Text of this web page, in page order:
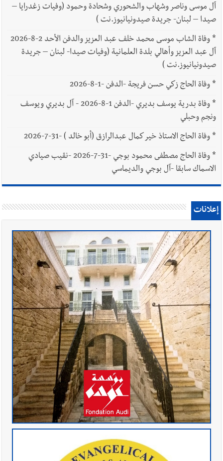
آل موسى وناصر وشهاب والشحوري وشحادة وحمود (وفيات زغدرايا –
صيدا – لبنان- جريدة صيدونيانيوز.نت )
*
وفاة الشاب موسى محمد خلف عبد العزيز والدفن الأحد 2-8-2026
آل عبد العزيز وأهالي بلدة العلمانية (وفيات صيدا- لبنان – جريدة
صيدونيانيوز.نت )
*وفاة الحاج زكي حسن فريجة -الدفن -1-8-2026
*
وفاة بدرية يوسف بديري -الدفن 1-8-2026 - آل بديري ويوسف
ونجم وحبلي
*وفاة الحاج الاستاذ خير كمال عبدالرازق (أبو خالد ) -31-7-2026
*
وفاة الحاج مصطفى محمود بوجي -31-7-2026 -نقيب صيادي
الاسماك سابقا -آل بوجي والديماسي
إعلانات